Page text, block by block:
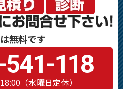
無料です
118
（水曜日定休）